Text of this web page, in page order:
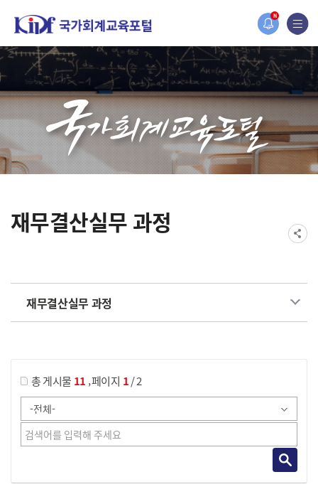
N
홈페이지가 새롭게 개편되었습니다.
한국조세재정연구원홈페이지가 새롭게 개설되었습니다.
재무결산실무 과정
재무결산실무 과정
총 게시물 11 ,페이지 1/ 2